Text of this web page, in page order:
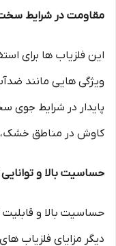
مقاومت در شرایط
این فلزیاب ها برای
ویژگی هایی مانند
پایدار در شرایط جوی
کاوش در مناطق خشک،
حساسیت بالا و
دیگر مزایای فلزیاب